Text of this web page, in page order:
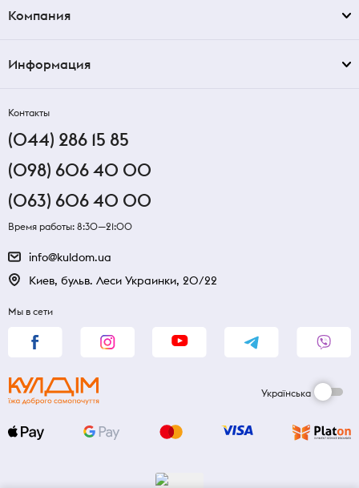
Компания
Информация
Контакты
(044) 286 15 85
(098) 606 40 00
(063) 606 40 00
Время работы: 8:30—21:00
info@kuldom.ua
Киев, бульв. Леси Украинки, 20/22
Мы в сети
Українська